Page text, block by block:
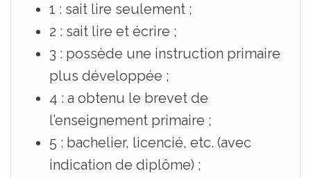
1 : sait lire seulement ;
2 : sait lire et écrire ;
3 : possède une instruction primaire
plus développée ;
4 : a obtenu le brevet de
l’enseignement primaire ;
5 : bachelier, licencié, etc. (avec
indication de diplôme) ;